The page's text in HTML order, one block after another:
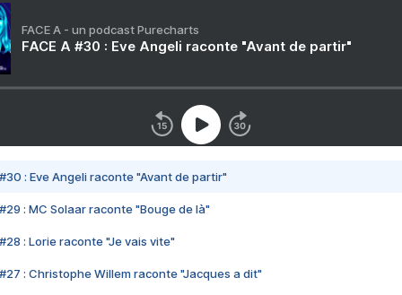
FACE A - un podcast Purecharts
FACE A #30 : Eve Angeli raconte "Avant de partir"
#30 : Eve Angeli raconte "Avant de partir"
#29 : MC Solaar raconte "Bouge de là"
#28 : Lorie raconte "Je vais vite"
#27 : Christophe Willem raconte "Jacques a dit"